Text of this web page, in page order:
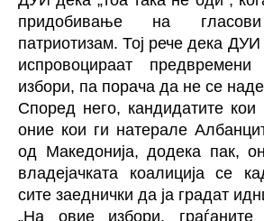
придобивање на
патриотизам. Тој рече дека
испровоцираат предвремени
избори, па порача да не се
Според него, кандидатите
оние кои ги натерале
од Македонија, додека пак,
владејачката коалиција се
сите заеднички да ја градат
„На овие избори, граѓаните